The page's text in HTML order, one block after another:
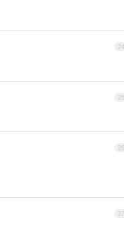
24
25
26
27